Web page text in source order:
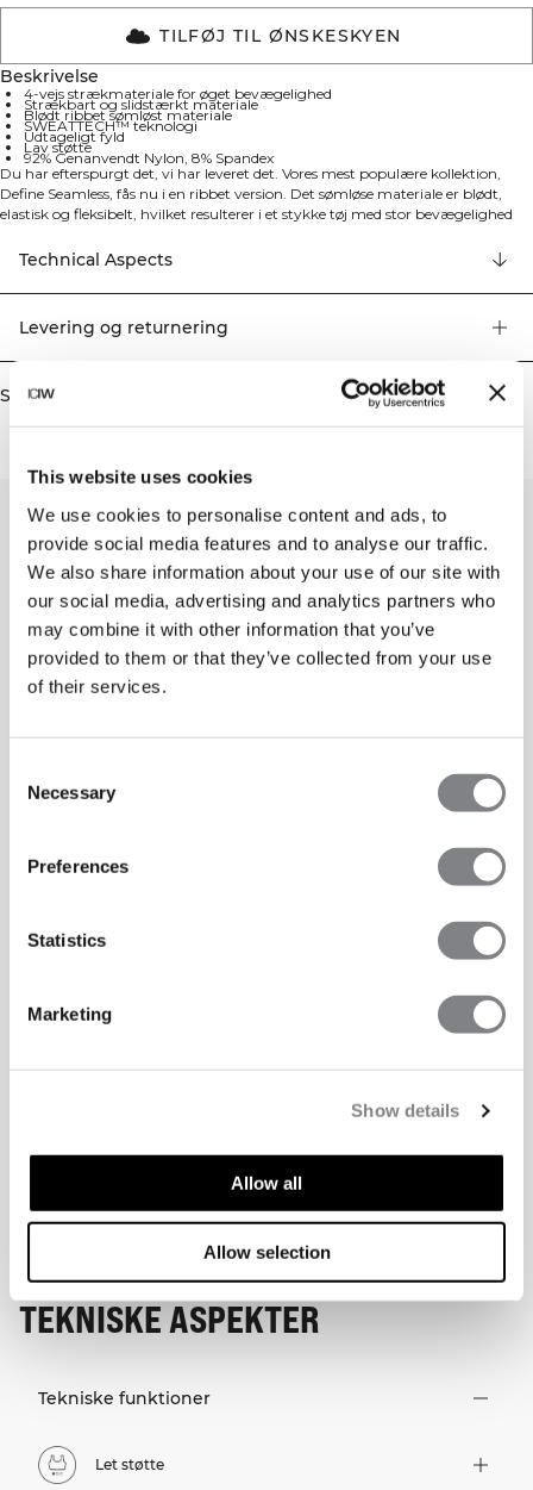
This website uses cookies
We use cookies to personalise content and ads, to
provide social media features and to analyse our traffic.
We also share information about your use of our site with
our social media, advertising and analytics partners who
may combine it with other information that you’ve
provided to them or that they’ve collected from your use
of their services.
Selection
Necessary
Preferences
Statistics
Marketing
Show details
Allow all
Allow selection
TILFØJ TIL ØNSKESKYEN
Beskrivelse
4-vejs strækmateriale for øget bevægelighed
Strækbart og slidstærkt materiale
Blødt ribbet sømløst materiale
SWEATTECH™ teknologi
Udtageligt fyld
Lav støtte
92% Genanvendt Nylon, 8% Spandex
Du har efterspurgt det, vi har leveret det. Vores mest populære kollektion,
Define Seamless, fås nu i en ribbet version. Det sømløse materiale er blødt,
elastisk og fleksibelt, hvilket resulterer i et stykke tøj med stor bevægelighed
Seamless til en uundværlig serie af træningstøj til mange forskellige typer
træning. 4-vejs strækmaterialet bruger den nyeste sømløse teknologi til at
øge bevægeligheden under din træning, mens SWEATTECH-teknologien
og giver let støtte til dine træningssessioner. Det strækbare og slidstærke
Technical Aspects
Levering og returnering
Similar products
TEKNISKE ASPEKTER
Tekniske funktioner
Let støtte